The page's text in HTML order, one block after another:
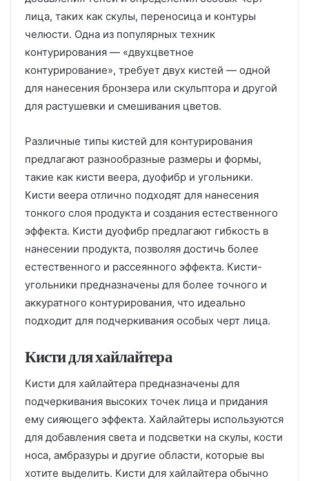
лица, таких как скулы, переносица и контуры
челюсти. Одна из популярных техник
контурирования — «двухцветное
контурирование», требует двух кистей — одной
для нанесения бронзера или скульптора и другой
для растушевки и смешивания цветов.
Различные типы кистей для контурирования
предлагают разнообразные размеры и формы,
такие как кисти веера, дуофибр и угольники.
Кисти веера отлично подходят для нанесения
тонкого слоя продукта и создания естественного
эффекта. Кисти дуофибр предлагают гибкость в
нанесении продукта, позволяя достичь более
естественного и рассеянного эффекта. Кисти-
угольники предназначены для более точного и
аккуратного контурирования, что идеально
подходит для подчеркивания особых черт лица.
Кисти для хайлайтера
Кисти для хайлайтера предназначены для
подчеркивания высоких точек лица и придания
ему сияющего эффекта. Хайлайтеры используются
для добавления света и подсветки на скулы, кости
носа, амбразуры и другие области, которые вы
хотите выделить. Кисти для хайлайтера обычно